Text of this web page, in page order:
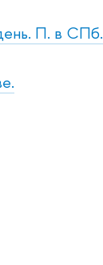
П. в СПб.